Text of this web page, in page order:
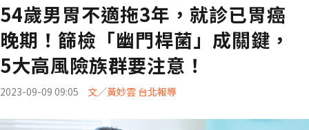
54歲男胃不適拖3年，就診已胃癌
晚期！篩檢「幽門桿菌」成關鍵，
5大高風險族群要注意！
2023-09-09 09:05 文／黃妙雲 台北報導